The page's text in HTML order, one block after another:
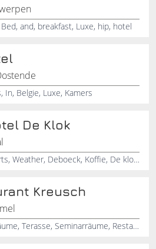
and, breakfast, Luxe, hip, hotel
In, Belgie, Luxe, Kamers
De Klok
Hotel, Hotels, Restauranrts, Weather, Deboeck, Koffie, De klok, Zutendaal
Kreusch
Familienfest, Konferenzräume, Terasse, Seminarräume, Restaurant, Spielplatz, Bar/Terras, banketzaal, kinderspeeltuin, terras